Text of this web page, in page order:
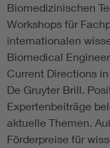
Biomedizinischen
Workshops für
internationalen
Biomedical
Current Directions
De Gruyter Brill.
Expertenbeiträge
aktuelle Themen.
Förderpreise für